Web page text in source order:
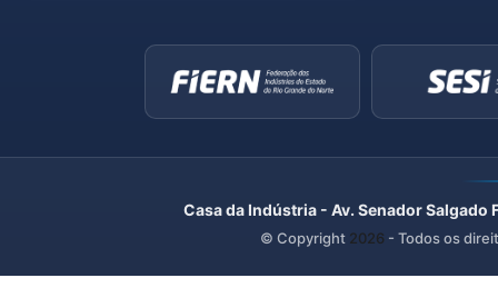
Casa da Indústria - Av. Senador
© Copyright 2026 - Todos os